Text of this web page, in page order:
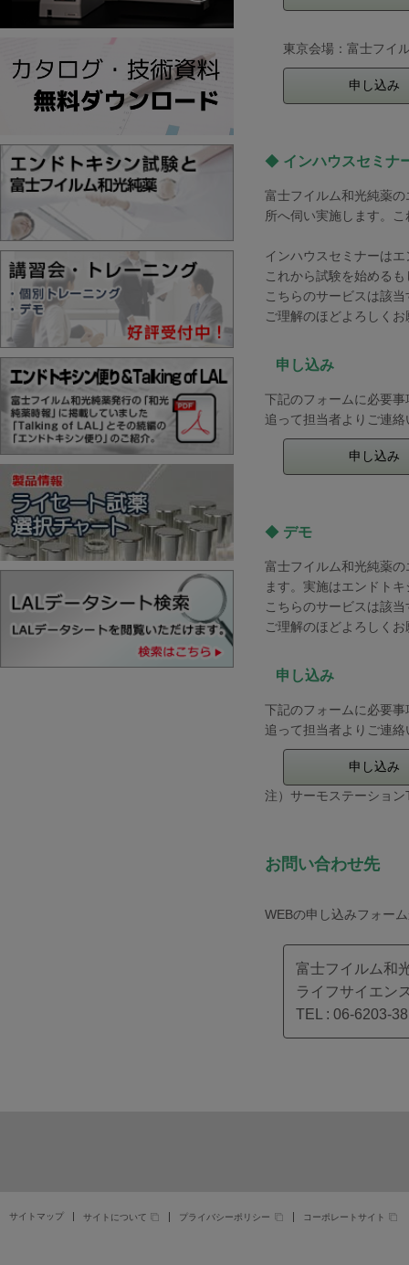
東京会場：富士フイ
申し込み
◆ インハウスセミナ
富士フイルム和光純薬
所へ伺い実施します。
インハウスセミナーは
これから試験を始める
こちらのサービスは該
ご理解のほどよろしく
申し込み
下記のフォームに必要
追って担当者よりご連
申し込み
◆ デモ
富士フイルム和光純薬
ます。実施はエンドト
こちらのサービスは該
ご理解のほどよろしく
申し込み
下記のフォームに必要
追って担当者よりご連
申し込み
注）サーモステーショ
お問い合わせ先
WEBの申し込みフォー
富士フイルム和
ライフサイエン
TEL : 06-6203-
サイトマップ サイトについて プライバシーポリシー コーポレートサイト